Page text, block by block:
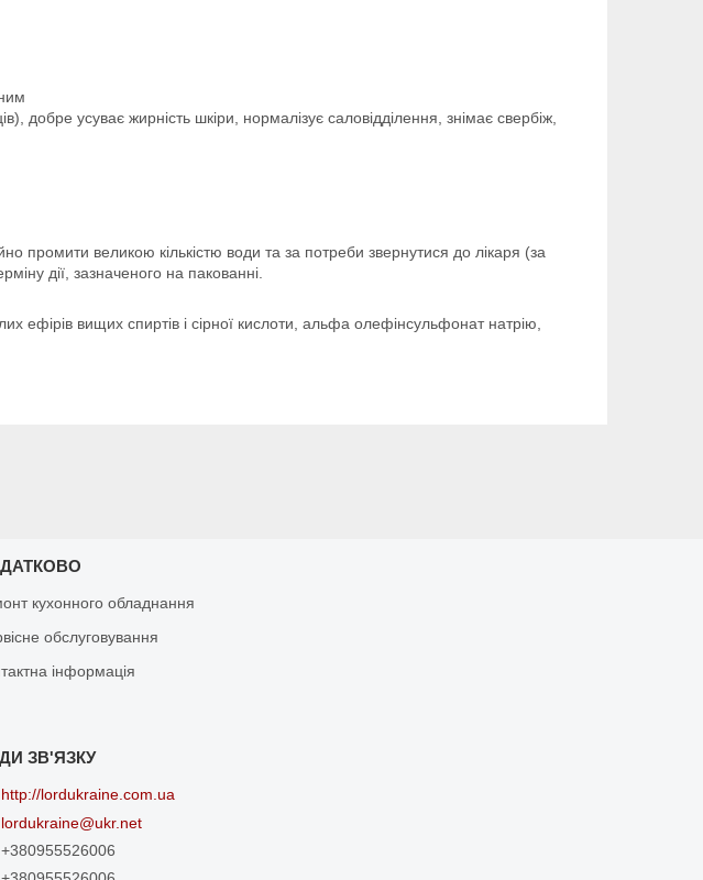
добре усуває жирність шкіри, нормалізує саловідділення, знімає свербіж,
промити великою кількістю води та за потреби звернутися до лікаря (за
дії, зазначеного на пакованні.
вищих спиртів і сірної кислоти, альфа олефінсульфонат натрію,
кухонного обладнання
обслуговування
інформація
http://lordukraine.com.ua
lordukraine@ukr.net
+380955526006